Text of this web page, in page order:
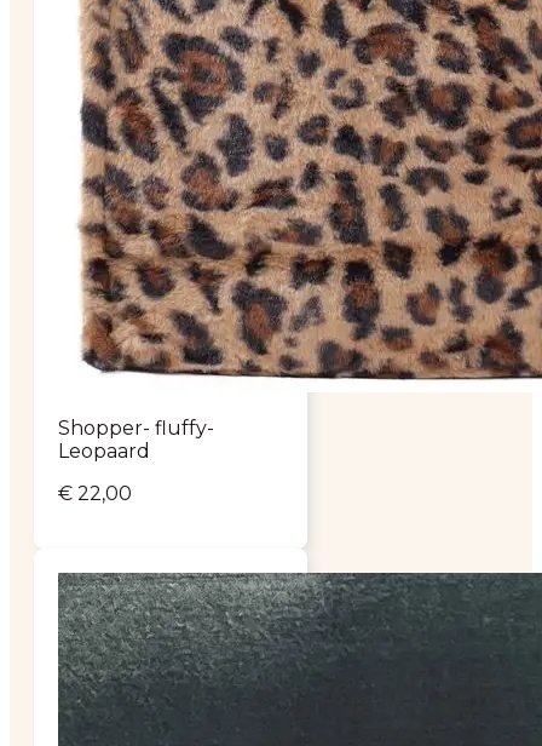
Shopper- fluffy-
Leopaard
€ 22,00